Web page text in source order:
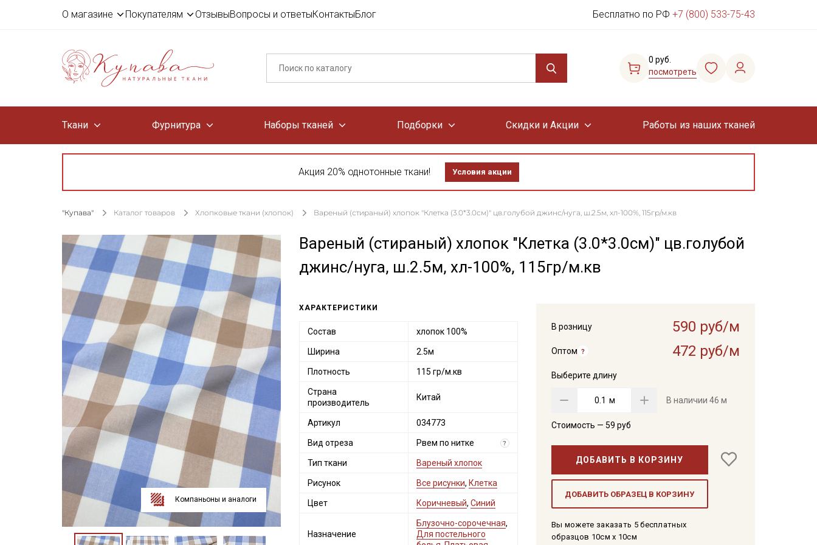
О магазине Покупателям ОтзывыВопросы и ответыКонтактыБлог Бесплатно по РФ +7 (800) 533-75-43
0 руб.
посмотреть
Ткани Фурнитура Наборы тканей Подборки Скидки и Акции Работы из наших тканей
Акция 20% однотонные ткани! Условия акции
"Купава" Каталог товаров Хлопковые ткани (хлопок) Вареный (стираный) хлопок "Клетка (3.0*3.0см)" цв.голубой джинс/нуга, ш.2.5м, хл-100%, 115гр/м.кв
Компаньоны и аналоги
Вареный (стираный) хлопок "Клетка (3.0*3.0см)" цв.голубой
джинс/нуга, ш.2.5м, хл-100%, 115гр/м.кв
В розницу 590 руб/м
Оптом 472 руб/м
Выберите длину
м В наличии 46 м
Стоимость — 59 руб
ДОБАВИТЬ В КОРЗИНУ
ДОБАВИТЬ ОБРАЗЕЦ В КОРЗИНУ
Вы можете заказать 5 бесплатных
образцов 10см x 10см
ХАРАКТЕРИСТИКИ
Состав хлопок 100%
Ширина 2.5м
Плотность 115 гр/м.кв
Страна
производитель
Китай
Артикул 034773
Вид отреза Рвем по нитке ?
Тип ткани Вареный хлопок
Рисунок Все рисунки, Клетка
Цвет Коричневый, Синий
Назначение
Блузочно-сорочечная,
Для постельного